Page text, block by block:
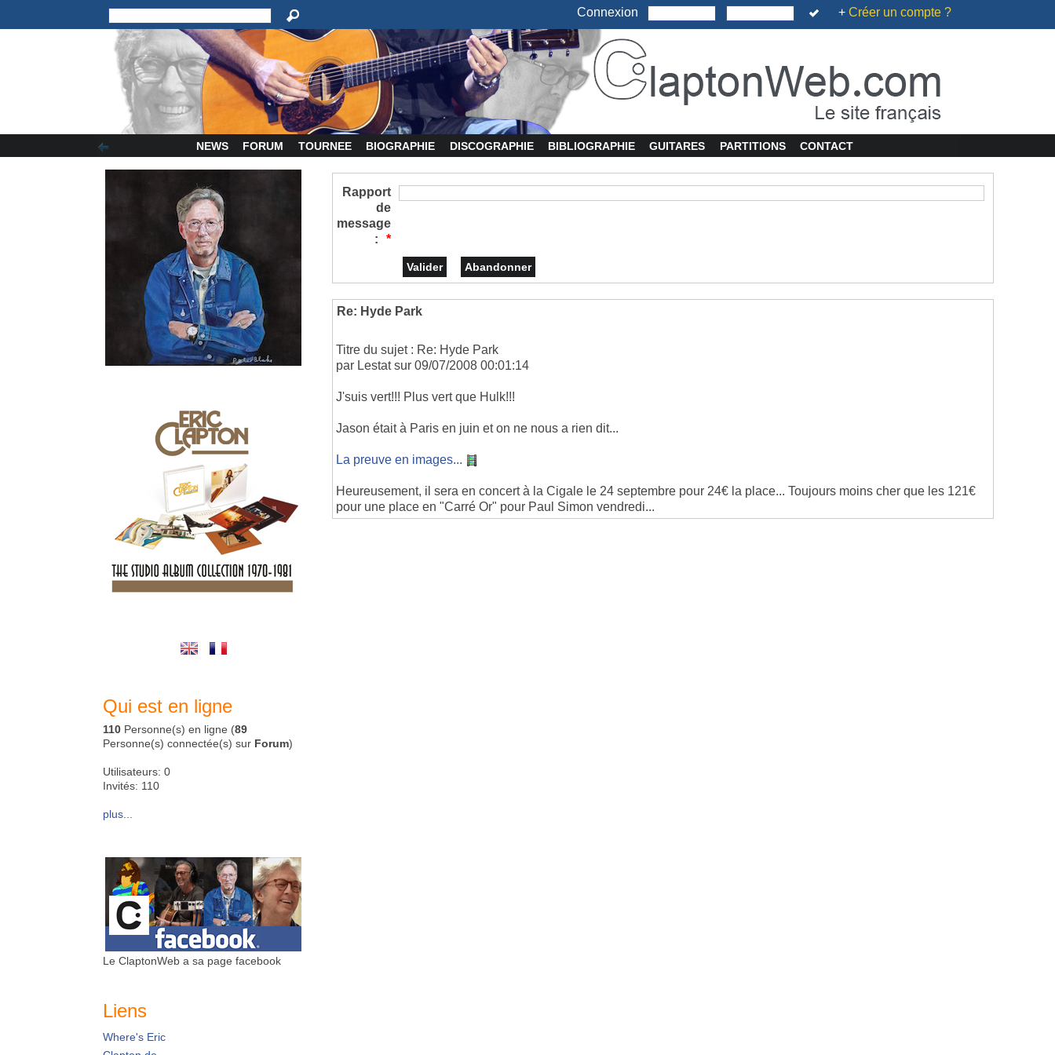
Connexion + Créer un compte ?
NEWS FORUM TOURNEE BIOGRAPHIE DISCOGRAPHIE BIBLIOGRAPHIE GUITARES PARTITIONS CONTACT
Qui est en ligne
110 Personne(s) en ligne (89
Personne(s) connectée(s) sur Forum)
Utilisateurs: 0
Invités: 110
plus...
Le ClaptonWeb a sa page facebook
Liens
Where's Eric
Rapport
de
message
:
*
Re: Hyde Park
Titre du sujet : Re: Hyde Park
par Lestat sur 09/07/2008 00:01:14
J'suis vert!!! Plus vert que Hulk!!!
Jason était à Paris en juin et on ne nous a rien dit...
La preuve en images...
Heureusement, il sera en concert à la Cigale le 24 septembre pour 24€ la place... Toujours moins cher que les 121€
pour une place en "Carré Or" pour Paul Simon vendredi...